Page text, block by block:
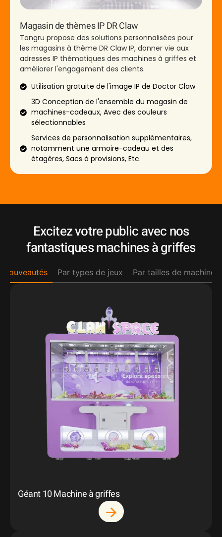
Magasin de thèmes IP DR Claw
Tongru propose des solutions personnalisées pour
les magasins à thème DR Claw IP, donner vie aux
adresses IP thématiques des machines à griffes et
améliorer l'engagement des clients.
Utilisation gratuite de l'image IP de Doctor Claw
3D Conception de l'ensemble du magasin de
machines-cadeaux, Avec des couleurs
sélectionnables
Services de personnalisation supplémentaires,
notamment une armoire-cadeau et des
étagères, Sacs à provisions, Etc.
Excitez votre public avec nos
fantastiques machines à griffes
Nouveautés Par types de jeux Par tailles de machines
Géant 10 Machine à griffes